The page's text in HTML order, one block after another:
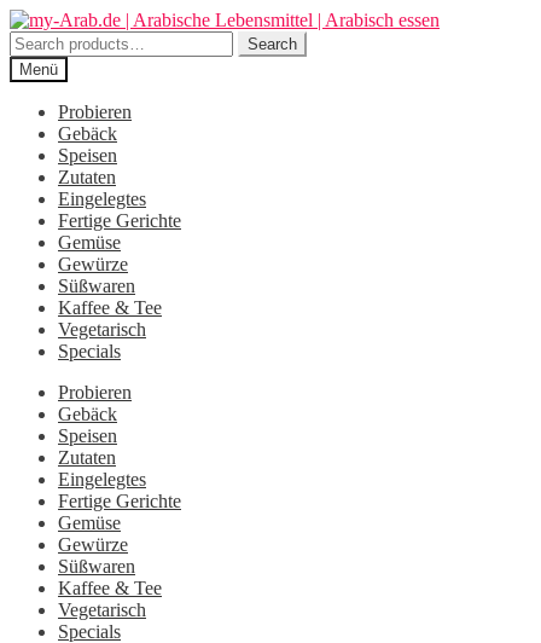
Zur
Navigation
springen
Zum
Inhalt
springen
Search
for:
Search
Menü
Probieren
Gebäck
Speisen
Zutaten
Eingelegtes
Fertige Gerichte
Gemüse
Gewürze
Süßwaren
Kaffee & Tee
Vegetarisch
Specials
Probieren
Gebäck
Speisen
Zutaten
Eingelegtes
Fertige Gerichte
Gemüse
Gewürze
Süßwaren
Kaffee & Tee
Vegetarisch
Specials